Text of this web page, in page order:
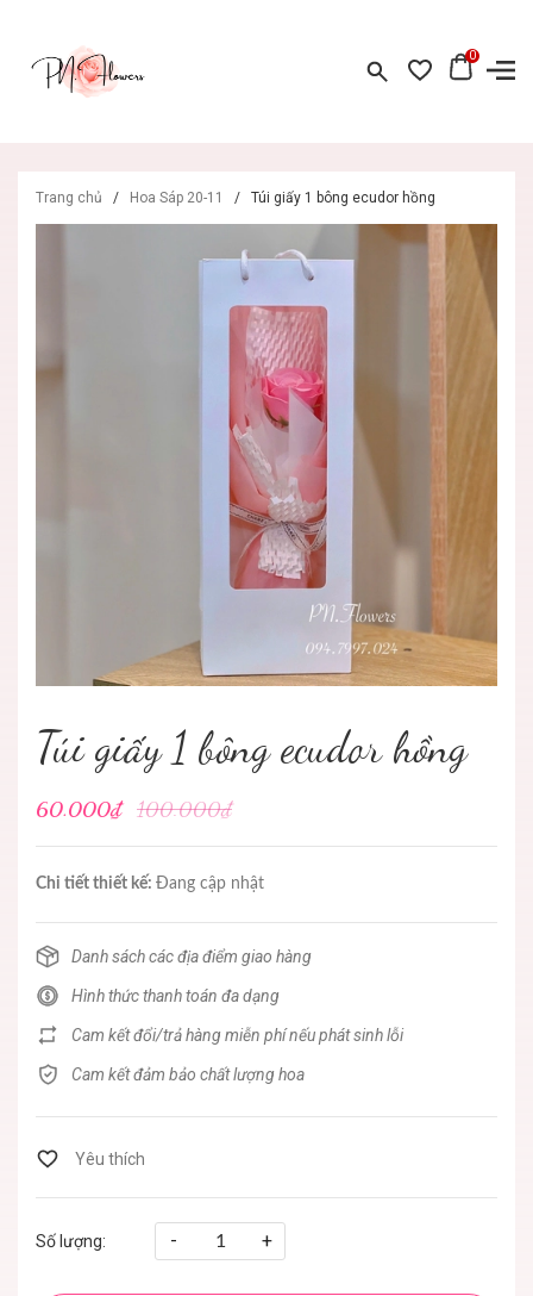
0
Trang chủ / Hoa Sáp 20-11 / Túi giấy 1 bông ecudor hồng
Túi giấy 1 bông ecudor hồng
60.000₫ 100.000₫
Chi tiết thiết kế: Đang cập nhật
Danh sách các địa điểm giao hàng
Hình thức thanh toán đa dạng
Cam kết đổi/trả hàng miễn phí nếu phát sinh lỗi
Cam kết đảm bảo chất lượng hoa
Số lượng: - +